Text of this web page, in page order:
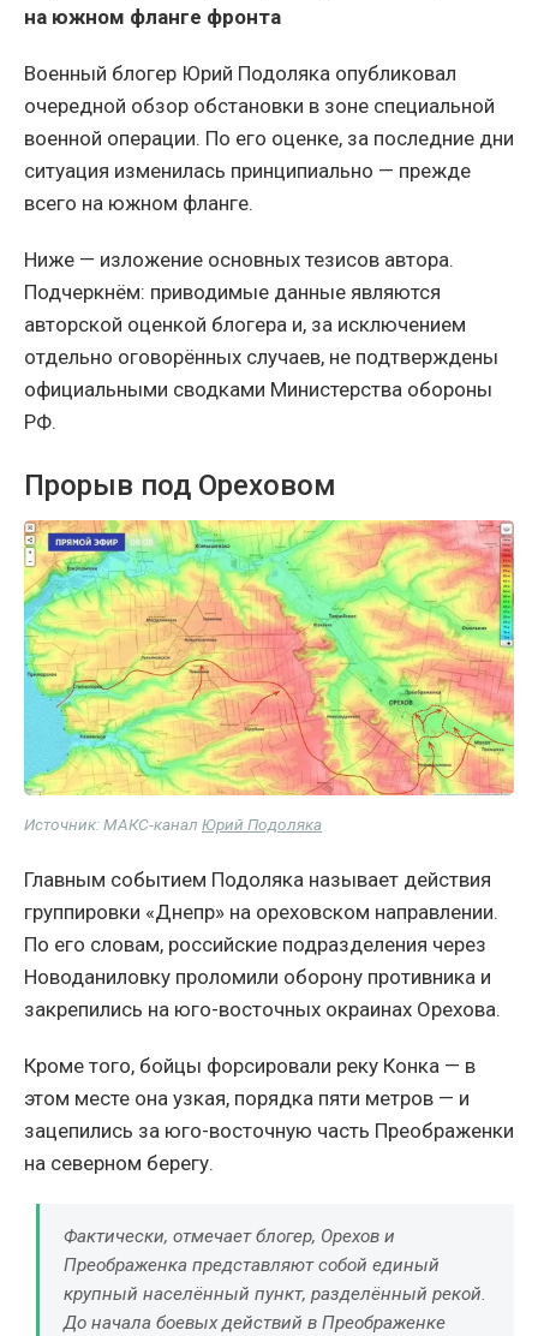
на южном фланге фронта
Военный блогер Юрий Подоляка опубликовал
очередной обзор обстановки в зоне специальной
военной операции. По его оценке, за последние дни
ситуация изменилась принципиально — прежде
всего на южном фланге.
Ниже — изложение основных тезисов автора.
Подчеркнём: приводимые данные являются
авторской оценкой блогера и, за исключением
отдельно оговорённых случаев, не подтверждены
официальными сводками Министерства обороны
РФ.
Прорыв под Ореховом
Источник: МАКС-канал Юрий Подоляка
Главным событием Подоляка называет действия
группировки «Днепр» на ореховском направлении.
По его словам, российские подразделения через
Новоданиловку проломили оборону противника и
закрепились на юго-восточных окраинах Орехова.
Кроме того, бойцы форсировали реку Конка — в
этом месте она узкая, порядка пяти метров — и
зацепились за юго-восточную часть Преображенки
на северном берегу.
Фактически, отмечает блогер, Орехов и
Преображенка представляют собой единый
крупный населённый пункт, разделённый рекой.
До начала боевых действий в Преображенке